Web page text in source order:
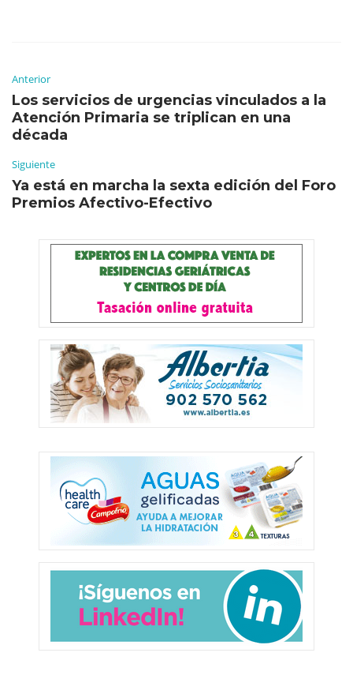
Anterior
Los servicios de urgencias vinculados a la
Atención Primaria se triplican en una
década
Siguiente
Ya está en marcha la sexta edición del Foro
Premios Afectivo-Efectivo